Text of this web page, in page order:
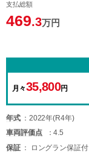
支払総額
469.3万円
月々35,800円
年式 2022年(R4年)
車両評価点 4.5
保証
ロングラン保証付